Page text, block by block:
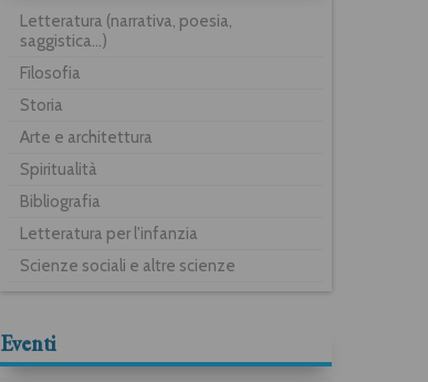
Letteratura (narrativa, poesia,
saggistica...)
Filosofia
Storia
Arte e architettura
Spiritualità
Bibliografia
Letteratura per l'infanzia
Scienze sociali e altre scienze
Eventi